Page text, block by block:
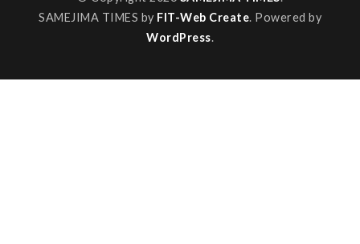
SAMEJIMA TIMES by FIT-Web Create. Powered by
WordPress.